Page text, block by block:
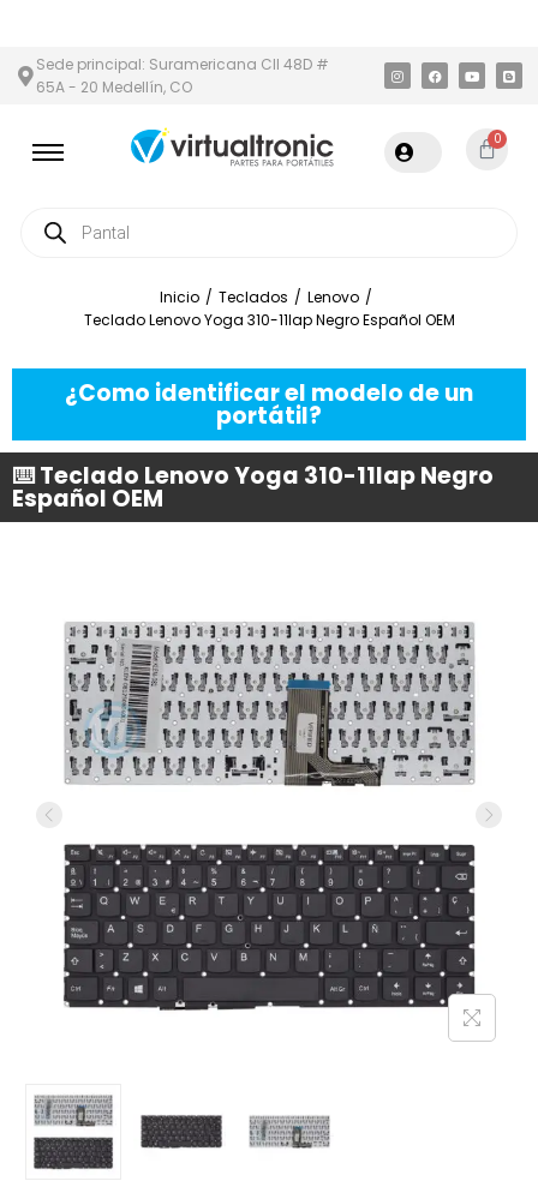
Sede principal: Suramericana Cll 48D #
65A - 20 Medellín, CO
0
Inicio / Teclados / Lenovo /
Teclado Lenovo Yoga 310-11Iap Negro Español OEM
¿Como identificar el modelo de un
portátil?
⌨️ Teclado Lenovo Yoga 310-11Iap Negro
Español OEM